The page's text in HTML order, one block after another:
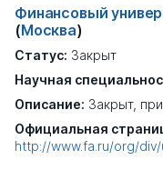
Финансовый
(Москва)
Статус: Закрыт
Научная
Описание: Закрыт,
Официальная
http://www.fa.ru/org/